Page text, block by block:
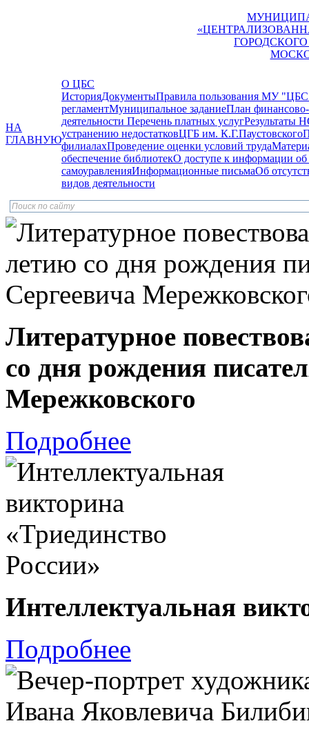
НА
ГЛАВНУЮ
О ЦБС
ИсторияДокументыПравила пользования МУ
регламентМуниципальное заданиеПлан
деятельности Перечень платных услугРезультаты
устранению недостатковЦГБ им. К.Г.Паустовского
филиалахПроведение оценки условий труда
обеспечение библиотекО доступе к информации об
самоуравленияИнформационные письмаОб
видов деятельности
Литературное
со дня рождения
Мережковского
Подробнее
Интеллектуальная
Подробнее